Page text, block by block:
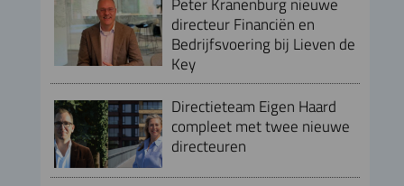
directeur Financiën en
Bedrijfsvoering bij Lieven de
Key
Directieteam Eigen Haard
compleet met twee nieuwe
directeuren